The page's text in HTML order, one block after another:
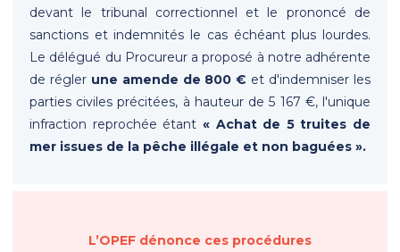
devant le tribunal correctionnel et le prononcé de
sanctions et indemnités le cas échéant plus lourdes.
Le délégué du Procureur a proposé à notre adhérente
de régler une amende de 800 € et d'indemniser les
parties civiles précitées, à hauteur de 5 167 €, l'unique
infraction reprochée étant « Achat de 5 truites de
mer issues de la pêche illégale et non baguées ».
L’OPEF dénonce ces procédures